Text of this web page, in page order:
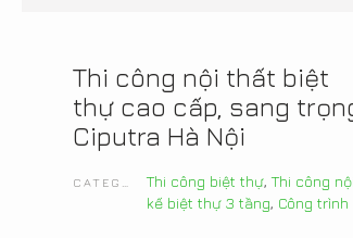
Thi công nội thất biệt
thự cao cấp, sang
Ciputra Hà Nội
Thi công biệt thự, Thi công
kế biệt thự 3 tầng, Công